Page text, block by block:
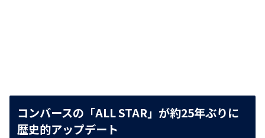
コンバースの「ALL STAR」が約25年ぶりに
歴史的アップデート